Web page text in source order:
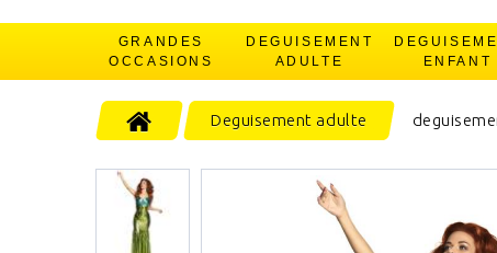
GRANDES
OCCASIONS
DEGUISEMENT
ADULTE
ENFANT
Deguisement adulte